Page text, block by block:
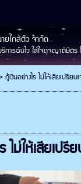
ยใกล้ตัว จำกัด
ริการฉับไว ใส่ใจดุจญาติมิต
กู้เงินอย่างไร ไม่ให้เสียเปรีย
ไม่ให้เสียเป